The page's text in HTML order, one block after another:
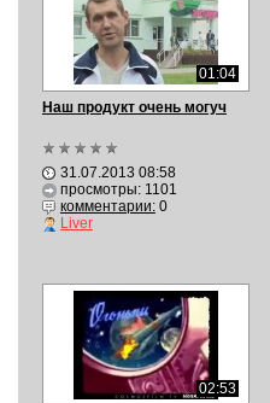
01:04
Наш продукт очень могуч
31.07.2013 08:58
просмотры: 1101
комментарии:0
Liver
02:53